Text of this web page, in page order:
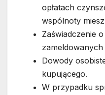
opłatach
wspólnoty
Zaświadczenie
Dowody
kupującego.
W przypadku